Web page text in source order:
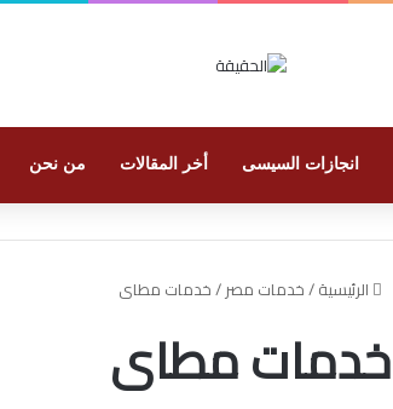
انجازات السيسى أخر المقالات من نحن
الرئيسية/خدمات مصر/خدمات مطاى
خدمات مطاى